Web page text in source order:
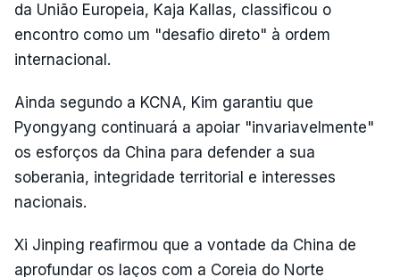
da União Europeia, Kaja Kallas, classificou o
encontro como um "desafio direto" à ordem
internacional.
Ainda segundo a KCNA, Kim garantiu que
Pyongyang continuará a apoiar "invariavelmente"
os esforços da China para defender a sua
soberania, integridade territorial e interesses
nacionais.
Xi Jinping reafirmou que a vontade da China de
aprofundar os laços com a Coreia do Norte